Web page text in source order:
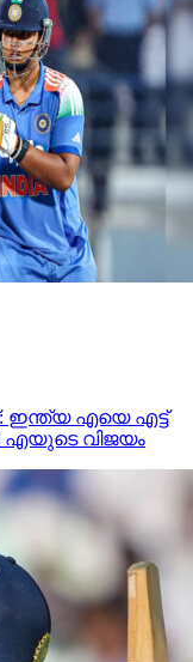
ഇന്ത്യ എയെ എട്ട്
എയുടെ വിജയം